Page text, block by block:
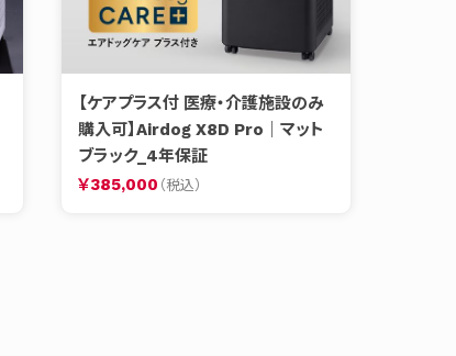
【ケアプラス付 医療・介護施設のみ
購入可】Airdog X8D Pro｜マット
ブラック_4年保証
￥385,000